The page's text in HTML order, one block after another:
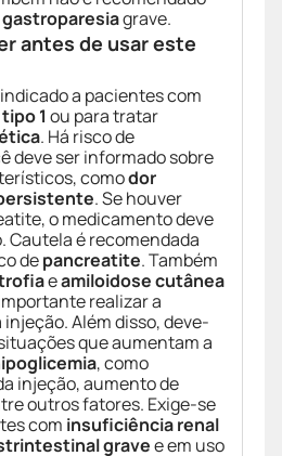
gastroparesiagrave.
antes de usar este
a pacientes com
1 ou para tratar
. Há risco de
deve ser informado sobre
comodor
. Se houver
o medicamento deve
Cautela é recomendada
depancreatite. Também
eamiloidose cutânea
realizar a
Além disso, deve-
que aumentam a
, como
injeção, aumento de
outros fatores. Exige-se
com insuficiência renal
gravee em uso